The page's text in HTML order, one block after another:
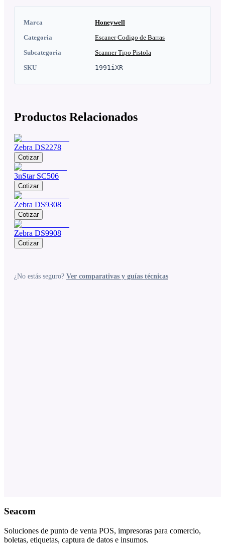
Marca
Honeywell
Categoria
Escaner Codigo de Barras
Subcategoria
Scanner Tipo Pistola
SKU
1991iXR
Productos Relacionados
Zebra DS2278
Cotizar
3nStar SC506
Cotizar
Zebra DS9308
Cotizar
Zebra DS9908
Cotizar
¿No estás seguro? Ver comparativas y guías técnicas
Seacom
Soluciones de punto de venta POS, impresoras para comercio,
boletas, etiquetas, captura de datos e insumos.